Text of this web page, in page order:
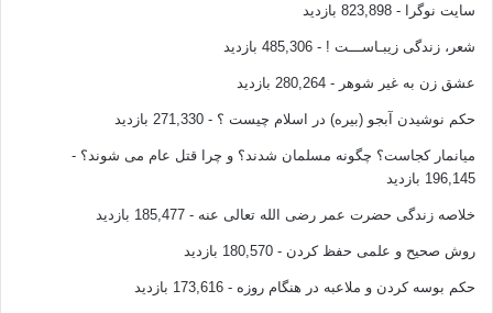
سایت نوگرا - 823,898 بازدید
شعر، زندگی زیبـاســـت ! - 485,306 بازدید
عشق زن به غیر شوهر - 280,264 بازدید
حکم نوشیدن آبجو (بیره) در اسلام چیست ؟ - 271,330 بازدید
میانمار کجاست؟ چگونه مسلمان شدند؟ و چرا قتل عام می شوند؟ -
196,145 بازدید
خلاصه زندگی حضرت عمر رضی الله تعالی عنه - 185,477 بازدید
روش صحیح و علمی حفظ کردن - 180,570 بازدید
حکم بوسه کردن و ملاعبه در هنگام روزه - 173,616 بازدید